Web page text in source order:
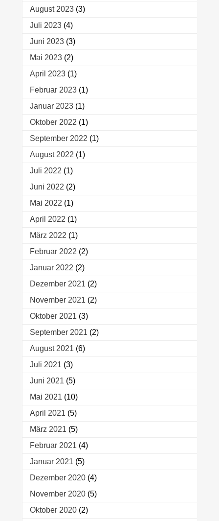
August 2023(3)
Juli 2023(4)
Juni 2023(3)
Mai 2023(2)
April 2023(1)
Februar 2023(1)
Januar 2023(1)
Oktober 2022 (1)
September 2022 (1)
August 2022 (1)
Juli 2022 (1)
Juni 2022 (2)
Mai 2022 (1)
April 2022 (1)
März 2022 (1)
Februar 2022 (2)
Januar 2022 (2)
Dezember 2021 (2)
November 2021 (2)
Oktober 2021 (3)
September 2021 (2)
August 2021 (6)
Juli 2021 (3)
Juni 2021 (5)
Mai 2021 (10)
April 2021 (5)
März 2021 (5)
Februar 2021 (4)
Januar 2021 (5)
Dezember 2020(4)
November 2020(5)
Oktober 2020(2)